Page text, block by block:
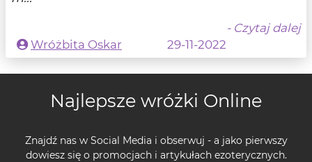
- Czytaj dalej
Wróżbita Oskar
29-11-2022
Najlepsze wróżki Online
Znajdź nas w Social Media i obserwuj - a jako pierwszy
dowiesz się o promocjach i artykułach ezoterycznych.